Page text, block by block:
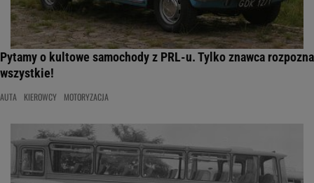
Pytamy o kultowe samochody z PRL-u. Tylko znawca rozpozna
wszystkie!
AUTA KIEROWCY MOTORYZACJA